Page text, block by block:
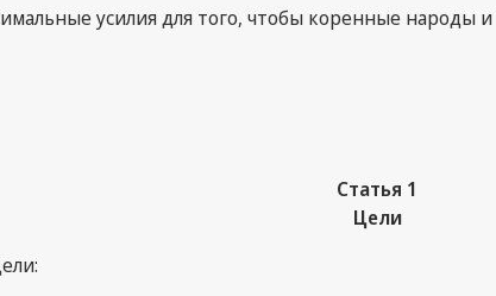
усилия для того, чтобы коренные народы
Статья 1
Цели